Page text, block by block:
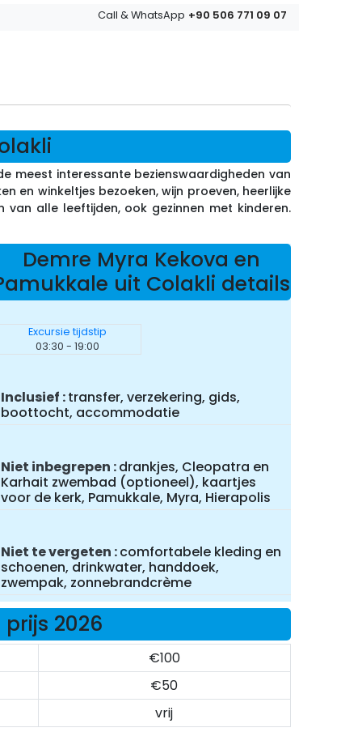
Call & WhatsApp +90 506 771 09 07
meest interessante bezienswaardigheden van
en winkeltjes bezoeken, wijn proeven, heerlijke
alle leeftijden, ook gezinnen met kinderen.
Demre Myra Kekova en
uit Colakli details
Excursie tijdstip
03:30 - 19:00
Inclusief transfer, verzekering, gids,
boottocht, accommodatie
Niet inbegrepen drankjes, Cleopatra en
Karhait zwembad (optioneel), kaartjes
voor de kerk, Pamukkale, Myra, Hierapolis
Niet te vergeten comfortabele kleding en
schoenen, drinkwater, handdoek,
zwempak, zonnebrandcrème
2026
€100
€50
vrij